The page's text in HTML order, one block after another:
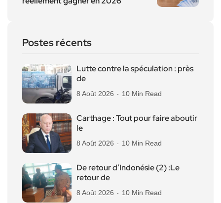
Postes récents
Lutte contre la spéculation : près
de
8 Août 2026 10 Min Read
Carthage : Tout pour faire aboutir
le
8 Août 2026 10 Min Read
De retour d’Indonésie (2) :Le
retour de
8 Août 2026 10 Min Read